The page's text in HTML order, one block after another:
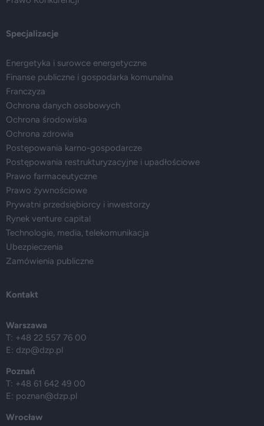
Specjalizacje
Energetyka i surowce energetyczne
Finanse publiczne i gospodarka komunalna
Franczyza
Ochrona danych osobowych
Ochrona środowiska
Ochrona zdrowia
Postępowania karno-gospodarcze
Postępowania restrukturyzacyjne i upadłościowe
Prawo farmaceutyczne
Prawo żywnościowe
Prywatni przedsiębiorcy i inwestorzy
Rynek venture capital
Technologie, media, telekomunikacja
Ubezpieczenia
Zamówienia publiczne
Kontakt
Warszawa
T: +48 22 557 76 00
E: dzp@dzp.pl
Poznań
T: +48 61 642 49 00
E: poznan@dzp.pl
Wrocław